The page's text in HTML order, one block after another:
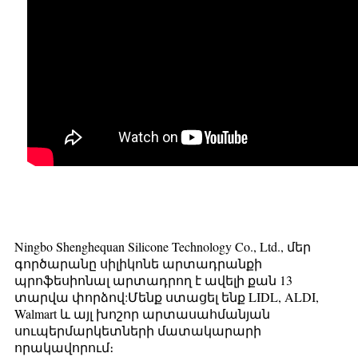
Ningbo Shenghequan Silicone Technology Co., Ltd., մեր
գործարանը սիլիկոնե արտադրանքի
պրոֆեսիոնալ արտադրող է ավելի քան 13
տարվա փորձով:Մենք ստացել ենք LIDL, ALDI,
Walmart և այլ խոշոր արտասահմանյան
սուպերմարկետների մատակարարի
որակավորում։